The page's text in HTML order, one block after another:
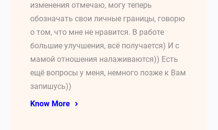
изменения отмечаю, могу теперь
обозначать свои личные границы, говорю
о том, что мне не нравится. В работе
большие улучшения, всё получается) И с
мамой отношения налаживаются)) Есть
ещё вопросы у меня, немного позже к Вам
запишусь))
Know More